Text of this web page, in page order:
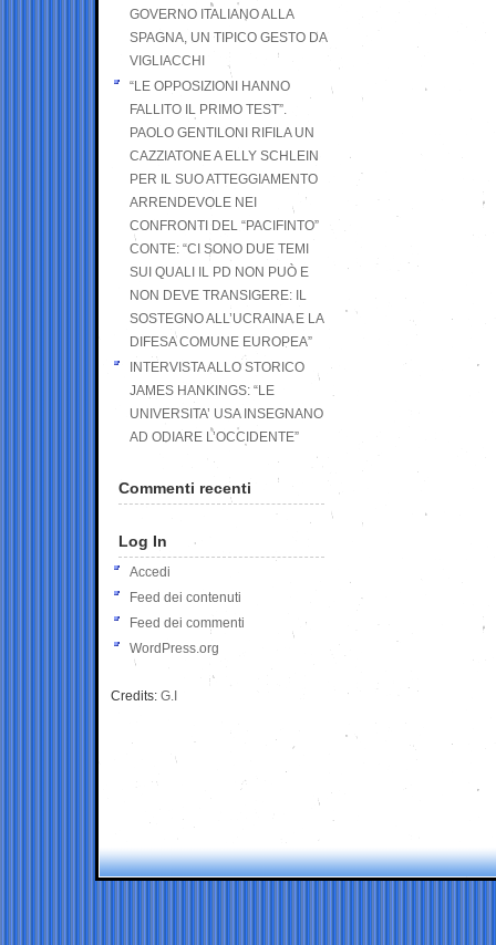
GOVERNO ITALIANO ALLA
SPAGNA, UN TIPICO GESTO DA
VIGLIACCHI
“LE OPPOSIZIONI HANNO
FALLITO IL PRIMO TEST”.
PAOLO GENTILONI RIFILA UN
CAZZIATONE A ELLY SCHLEIN
PER IL SUO ATTEGGIAMENTO
ARRENDEVOLE NEI
CONFRONTI DEL “PACIFINTO”
CONTE: “CI SONO DUE TEMI
SUI QUALI IL PD NON PUÒ E
NON DEVE TRANSIGERE: IL
SOSTEGNO ALL’UCRAINA E LA
DIFESA COMUNE EUROPEA”
INTERVISTA ALLO STORICO
JAMES HANKINGS: “LE
UNIVERSITA’ USA INSEGNANO
AD ODIARE L’OCCIDENTE”
Commenti recenti
Log In
Accedi
Feed dei contenuti
Feed dei commenti
WordPress.org
Credits: G.I